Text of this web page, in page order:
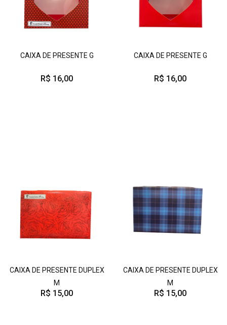
CAIXA DE PRESENTE G
R$ 16,00
CAIXA DE PRESENTE G
R$ 16,00
CAIXA DE PRESENTE DUPLEX
M
R$ 15,00
CAIXA DE PRESENTE DUPLEX
M
R$ 15,00